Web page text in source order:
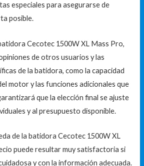
especiales para asegurarse de
posible.
Cecotec 1500W XL Mass Pro,
de otros usuarios y las
de la batidora, como la capacidad
motor y las funciones adicionales que
que la elección final se ajuste
y al presupuesto disponible.
de la batidora Cecotec 1500W XL
puede resultar muy satisfactoria si
y con la información adecuada.